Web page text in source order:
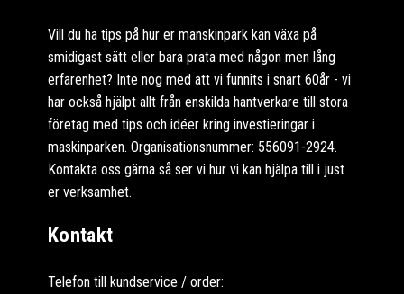
Vill du ha tips på hur er manskinpark kan växa på
smidigast sätt eller bara prata med någon men lång
erfarenhet? Inte nog med att vi funnits i snart 60år - vi
har också hjälpt allt från enskilda hantverkare till stora
företag med tips och idéer kring investieringar i
maskinparken. Organisationsnummer: 556091-2924.
Kontakta oss gärna så ser vi hur vi kan hjälpa till i just
er verksamhet.
Kontakt
Telefon till kundservice / order: